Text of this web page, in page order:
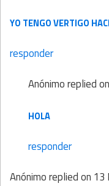
YO TENGO VERTIGO
responder
Anónimoreplied on
HOLA
responder
Anónimoreplied on 13